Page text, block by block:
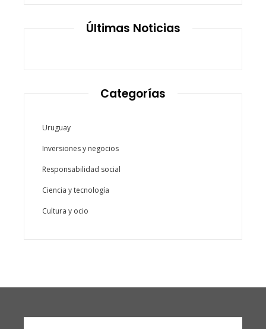
Últimas Noticias
Categorías
Uruguay
Inversiones y negocios
Responsabilidad social
Ciencia y tecnología
Cultura y ocio